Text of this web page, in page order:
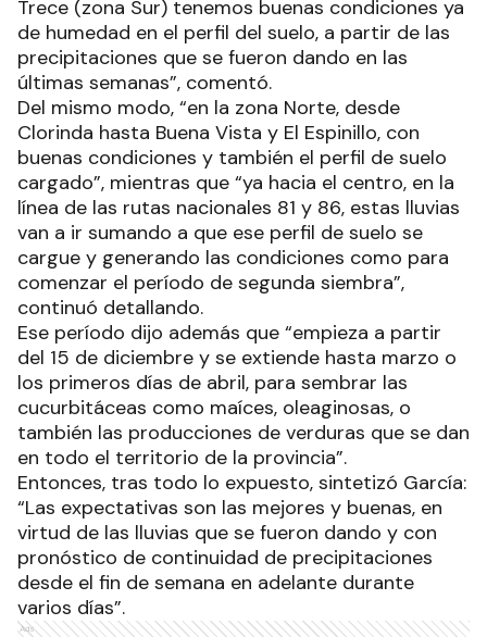
Trece (zona Sur) tenemos buenas condiciones ya
de humedad en el perfil del suelo, a partir de las
precipitaciones que se fueron dando en las
últimas semanas”, comentó.
Del mismo modo, “en la zona Norte, desde
Clorinda hasta Buena Vista y El Espinillo, con
buenas condiciones y también el perfil de suelo
cargado”, mientras que “ya hacia el centro, en la
línea de las rutas nacionales 81 y 86, estas lluvias
van a ir sumando a que ese perfil de suelo se
cargue y generando las condiciones como para
comenzar el período de segunda siembra”,
continuó detallando.
Ese período dijo además que “empieza a partir
del 15 de diciembre y se extiende hasta marzo o
los primeros días de abril, para sembrar las
cucurbitáceas como maíces, oleaginosas, o
también las producciones de verduras que se dan
en todo el territorio de la provincia”.
Entonces, tras todo lo expuesto, sintetizó García:
“Las expectativas son las mejores y buenas, en
virtud de las lluvias que se fueron dando y con
pronóstico de continuidad de precipitaciones
desde el fin de semana en adelante durante
varios días”.
Ads